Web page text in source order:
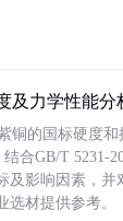
及力学性能分
铜的国标硬度和
合GB/T 5231-
及影响因素，并
选材提供参考。